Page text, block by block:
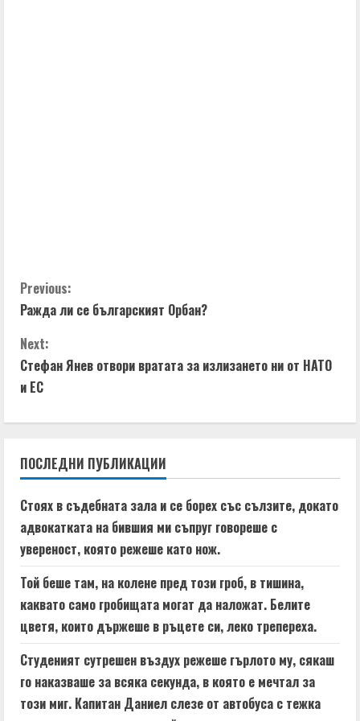
i
n
g
C
o
n
t
i
n
u
e
R
e
a
d
i
Previous:
Ражда ли се българският Орбан?
Next:
Стефан Янев отвори вратата за излизането ни от НАТО
и ЕС
ПОСЛЕДНИ ПУБЛИКАЦИИ
Стоях в съдебната зала и се борех със сълзите, докато
адвокатката на бившия ми съпруг говореше с
увереност, която режеше като нож.
Той беше там, на колене пред този гроб, в тишина,
каквато само гробищата могат да наложат. Белите
цветя, които държеше в ръцете си, леко трепереха.
Студеният сутрешен въздух режеше гърлото му, сякаш
го наказваше за всяка секунда, в която е мечтал за
този миг. Капитан Даниел слезе от автобуса с тежка